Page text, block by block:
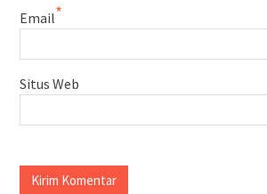
Email*
Situs Web